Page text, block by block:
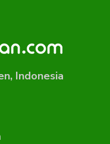
Indonesia